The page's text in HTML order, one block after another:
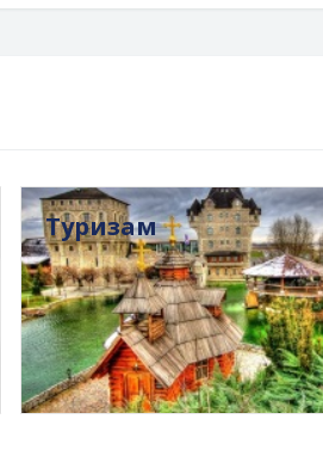
Туризам